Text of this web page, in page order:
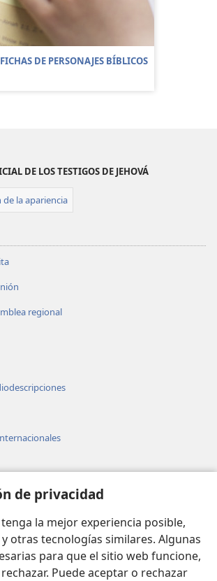
de privacidad
la mejor experiencia posible,
y otras tecnologías similares. Algunas
para que el sitio web funcione,
Puede aceptar o rechazar
FICHAS DE PERSONAJES BÍBLICOS
DE LOS TESTIGOS DE JEHOVÁ
la apariencia
regional
LÍNEA Watchtower™